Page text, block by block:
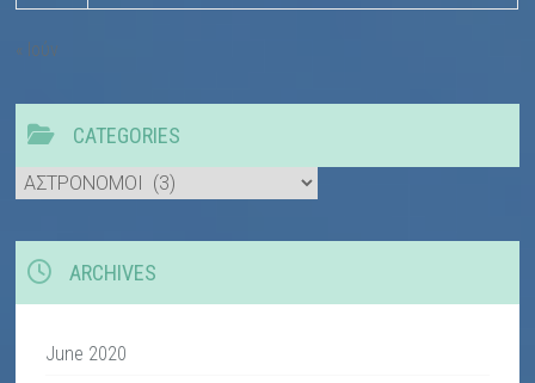
« Ιούν
CATEGORIES
Categories
ARCHIVES
June 2020